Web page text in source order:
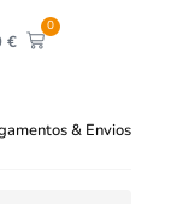
€
0
& Envios